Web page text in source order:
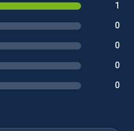
1
0
0
0
0